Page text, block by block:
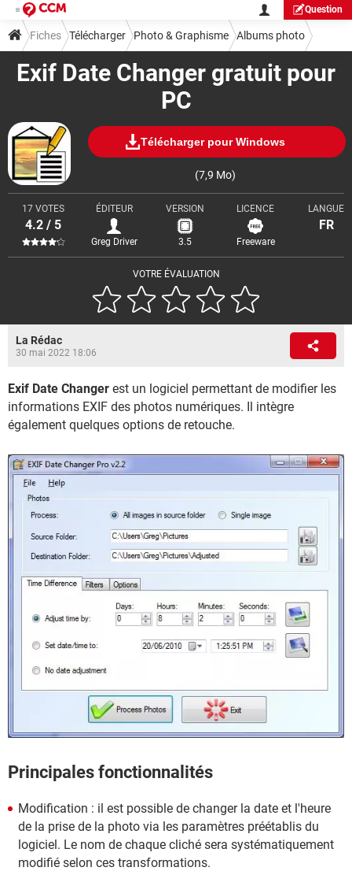
Question
Exif Date Changer gratuit pour
PC
Télécharger pour Windows
(7,9 Mo)
VOTRE ÉVALUATION
17 VOTES
4.2 / 5
ÉDITEUR
Greg Driver
VERSION
3.5
LICENCE
Freeware
LANGUE
FR
Fiches Télécharger Photo & Graphisme Albums photo
La Rédac
30 mai 2022 18:06
Exif Date Changer est un logiciel permettant de modifier les
informations EXIF des photos numériques. Il intègre
également quelques options de retouche.
Principales fonctionnalités
Modification : il est possible de changer la date et l'heure
de la prise de la photo via les paramètres préétablis du
logiciel. Le nom de chaque cliché sera systématiquement
modifié selon ces transformations.